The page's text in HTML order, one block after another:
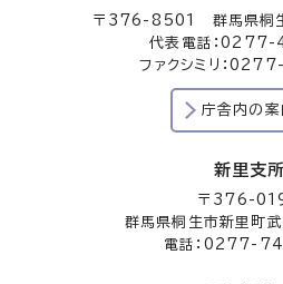
〒376-8501 群馬県桐
代表電話：
ファクシミリ：
庁舎内の案
新里支所
〒376-
群馬県桐生市新里町
電話：0277-